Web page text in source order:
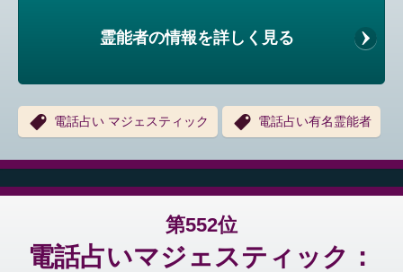
霊能者の情報を詳しく見る
電話占い マジェスティック 電話占い有名霊能者
第552位
電話占いマジェスティック：